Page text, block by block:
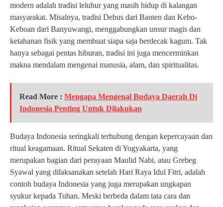
modern adalah tradisi leluhur yang masih hidup di kalangan
masyarakat. Misalnya, tradisi Debus dari Banten dan Kebo-
Keboan dari Banyuwangi, menggabungkan unsur magis dan
ketahanan fisik yang membuat siapa saja berdecak kagum. Tak
hanya sebagai pentas hiburan, tradisi ini juga mencerminkan
makna mendalam mengenai manusia, alam, dan spiritualitas.
Read More :Mengapa Mengenal Budaya Daerah Di
Indonesia Penting Untuk Dilakukan
Budaya Indonesia seringkali terhubung dengan kepercayaan dan
ritual keagamaan. Ritual Sekaten di Yogyakarta, yang
merupakan bagian dari perayaan Maulid Nabi, atau Grebeg
Syawal yang dilaksanakan setelah Hari Raya Idul Fitri, adalah
contoh budaya Indonesia yang juga merupakan ungkapan
syukur kepada Tuhan. Meski berbeda dalam tata cara dan